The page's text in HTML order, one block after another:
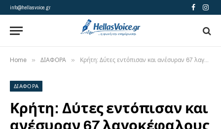
info@hellasvoice.gr Facebook
Home » ΔΙΑΦΟΡΑ » Κρήτη: Δύτες εντόπισαν και ανέσυραν 67 λαγοκέφαλους από τον κόλπο της Μεσαράς
ΔΙΑΦΟΡΑ
Κρήτη: Δύτες εντόπισαν και
ανέσυραν 67 λαγοκέφαλους